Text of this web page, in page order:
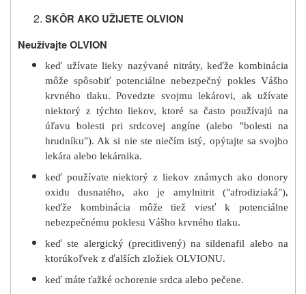
SKÔR AKO UŽIJETE OLVION
Neužívajte OLVION
keď užívate lieky nazývané nitráty, keďže kombinácia
môže spôsobiť potenciálne nebezpečný pokles Vášho
krvného tlaku. Povedzte svojmu lekárovi, ak užívate
niektorý z týchto liekov, ktoré sa často používajú na
úľavu bolesti pri srdcovej angíne (alebo "bolesti na
hrudníku"). Ak si nie ste niečím istý, opýtajte sa svojho
lekára alebo lekárnika.
keď používate niektorý z liekov známych ako donory
oxidu dusnatého, ako je amylnitrit ("afrodiziaká"),
keďže kombinácia môže tiež viesť k potenciálne
nebezpečnému poklesu Vášho krvného tlaku.
keď ste alergický (precitlivený) na sildenafil alebo na
ktorúkoľvek z ďalších zložiek OLVIONU.
keď máte ťažké ochorenie srdca alebo pečene.